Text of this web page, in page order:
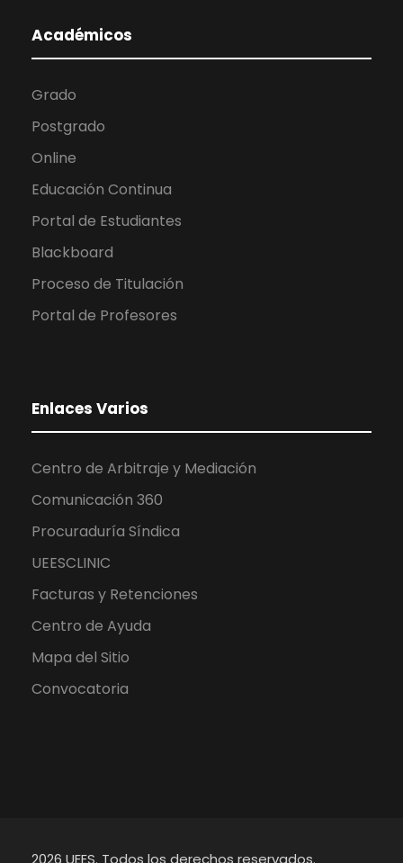
Académicos
Grado
Postgrado
Online
Educación Continua
Portal de Estudiantes
Blackboard
Proceso de Titulación
Portal de Profesores
Enlaces Varios
Centro de Arbitraje y Mediación
Comunicación 360
Procuraduría Síndica
UEESCLINIC
Facturas y Retenciones
Centro de Ayuda
Mapa del Sitio
Convocatoria
2026 UEES. Todos los derechos reservados.